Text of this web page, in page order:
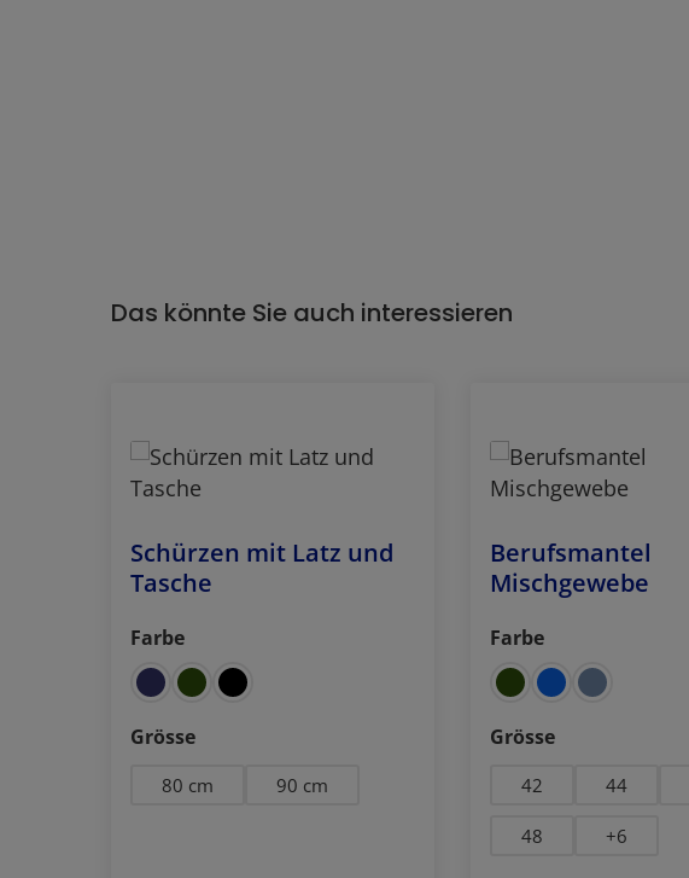
Das könnte Sie auch interessieren
Schürzen mit Latz und
Tasche
Farbe
auswählen
Grösseauswählen
80 cm 90 cm
Berufsmantel
Mischgewebe
Farbe
auswählen
Grösseauswählen
42 44
48 +6